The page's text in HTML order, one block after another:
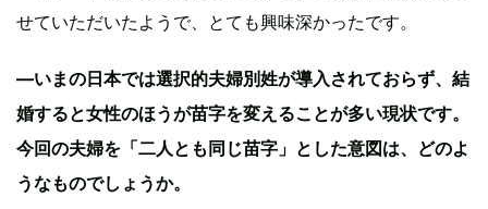
せていただいたようで、とても興味深かったです。
—いまの日本では選択的夫婦別姓が導入されておらず、結
婚すると女性のほうが苗字を変えることが多い現状です。
今回の夫婦を「二人とも同じ苗字」とした意図は、どのよ
うなものでしょうか。